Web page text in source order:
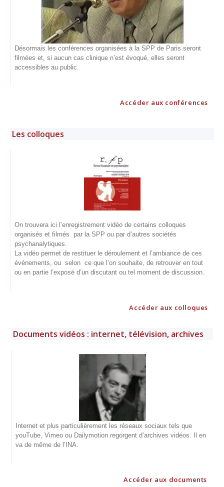
Désormais les conférences organisées à la SPP de Paris seront
filmées et, si aucun cas clinique n’est évoqué, elles seront
accessibles au public.
Accéder aux conférences
Les colloques​
On trouvera ici l’enregistrement vidéo de certains colloques
organisés et filmés par la SPP ou par d’autres sociétés
psychanalytiques.
La vidéo permet de restituer le déroulement et l’ambiance de ces
évènements, ou selon ce que l’on souhaite, de retrouver en tout
ou en partie l’exposé d’un discutant ou tel moment de discussion.
Accéder aux colloques
Documents vidéos : internet, télévision, archives
Internet et plus particulièrement les réseaux sociaux tels que
youTube, Vimeo ou Dailymotion regorgent d’archives vidéos. Il en
va de même de l’INA.
Accéder aux documents